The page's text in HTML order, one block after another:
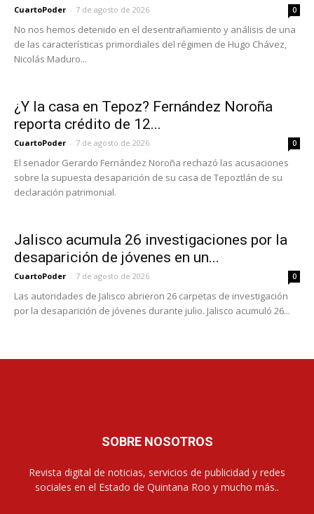
CuartoPoder - 7 de agosto de 2026 0
No nos hemos detenido en el desentrañamiento y análisis de una
de las características primordiales del régimen de Hugo Chávez,
Nicolás Maduro...
¿Y la casa en Tepoz? Fernández Noroña
reporta crédito de 12...
CuartoPoder - 7 de agosto de 2026 0
El senador Gerardo Fernández Noroña rechazó las acusaciones
sobre la supuesta desaparición de su casa de Tepoztlán de su
declaración patrimonial.
Jalisco acumula 26 investigaciones por la
desaparición de jóvenes en un...
CuartoPoder - 7 de agosto de 2026 0
Las autoridades de Jalisco abrieron 26 carpetas de investigación
por la desaparición de jóvenes durante julio. Jalisco acumuló 26...
SOBRE NOSOTROS
Revista digital de noticias, servicios de publicidad y redes
sociales en el Estado de Quintana Roo y mucho más..